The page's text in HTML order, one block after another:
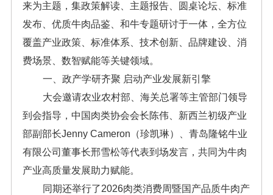
来为主题，集政策解读、主题报告、圆桌论坛、标准
发布、优质牛肉品鉴、和牛专题研讨于一体，全方位
覆盖产业政策、标准体系、技术创新、品牌建设、消
费场景、数智赋能等关键领域。
一、政产学研齐聚 启动产业发展新引擎
大会邀请农业农村部、海关总署等主管部门领导
到会指导，中国肉类协会会长陈伟、新西兰初级产业
部副部长Jenny Cameron（珍凯琳）、青岛隆铭牛业
有限公司董事长邢雪松等代表到场发言，共同为牛肉
产业高质量发展助力赋能。
同期还举行了2026肉类消费周暨国产品质牛肉产